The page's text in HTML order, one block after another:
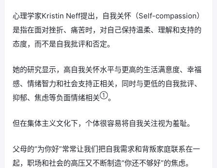
心理学家Kristin Neff提出，自我关怀（Self-compassion）
是指在面对挫折、痛苦时，对自己保持温柔、理解和支持的
态度，而不是自我批评和否定。
她的研究显示，高自我关怀水平与更高的生活满意度、幸福
感、情绪智力和社会支持正相关，同时与更低的自我批评、
抑郁、焦虑等负面情绪相关①。
但在集体主义文化下，个体很容易将自我关注视为羞耻。
父母的“为你好”常常让我们把自我需求和背叛家庭联系在一
起，职场和社会的高压又不断制造“你还不够好”的焦虑。